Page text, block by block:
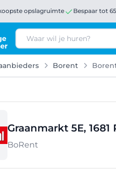
opslagruimte Bespaar tot
Zoeken
Borent
Graanmarkt 5E,
BoRent